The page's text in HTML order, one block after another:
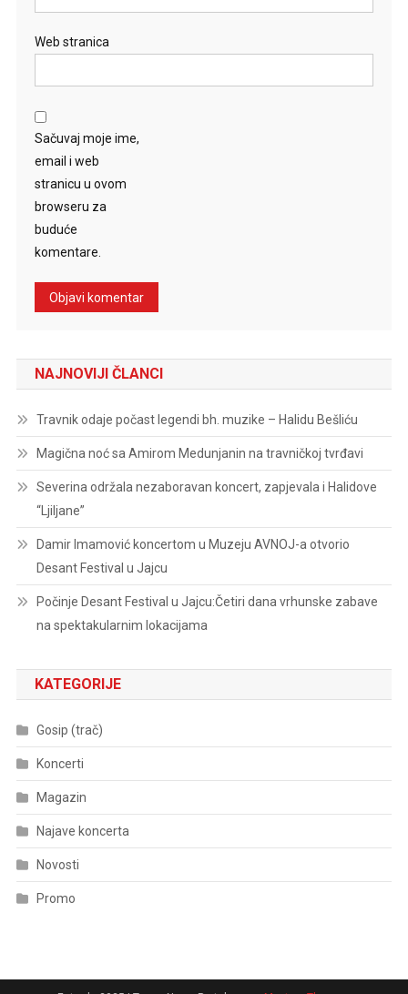
Web stranica
Sačuvaj moje ime,
email i web
stranicu u ovom
browseru za
buduće
komentare.
NAJNOVIJI ČLANCI
Travnik odaje počast legendi bh. muzike – Halidu Bešliću
Magična noć sa Amirom Medunjanin na travničkoj tvrđavi
Severina održala nezaboravan koncert, zapjevala i Halidove
“Ljiljane”
Damir Imamović koncertom u Muzeju AVNOJ-a otvorio
Desant Festival u Jajcu
Počinje Desant Festival u Jajcu:Četiri dana vrhunske zabave
na spektakularnim lokacijama
KATEGORIJE
Gosip (trač)
Koncerti
Magazin
Najave koncerta
Novosti
Promo